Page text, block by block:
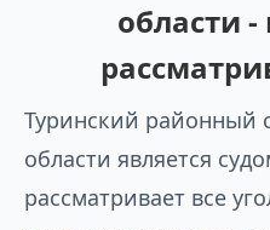
области -
Туринский районный
области является
рассматривает все